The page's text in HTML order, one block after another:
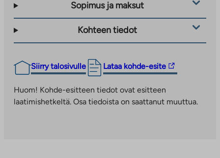
Tee hakemus:
ta.fi/asuntohakemukset/vuokrahakemus
Lisätiedot: roope.kalanti@ta.fi
Sopimus ja maksut
Kohteen tiedot
Siirry talosivulle Lataa kohde-esite
Linkki
ulkopuoliseen
palveluun.
Huom! Kohde-esitteen tiedot ovat esitteen
laatimishetkeltä. Osa tiedoista on saattanut muuttua.